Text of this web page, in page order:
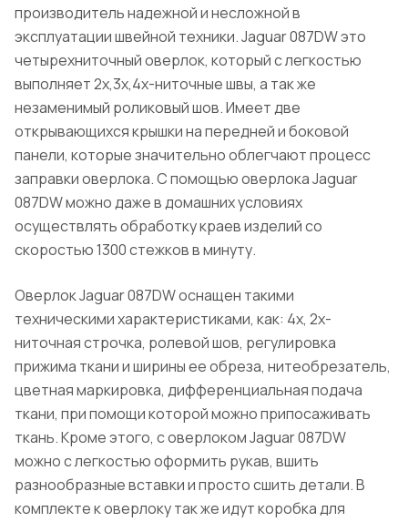
производитель надежной и несложной в
эксплуатации швейной техники. Jaguar 087DW это
четырехниточный оверлок, который с легкостью
выполняет 2х,3х,4х-ниточные швы, а так же
незаменимый роликовый шов. Имеет две
открывающихся крышки на передней и боковой
панели, которые значительно облегчают процесс
заправки оверлока. С помощью оверлока Jaguar
087DW можно даже в домашних условиях
осуществлять обработку краев изделий со
скоростью 1300 стежков в минуту.
Оверлок Jaguar 087DW оснащен такими
техническими характеристиками, как: 4х, 2х-
ниточная строчка, ролевой шов, регулировка
прижима ткани и ширины ее обреза, нитеобрезатель,
цветная маркировка, дифференциальная подача
ткани, при помощи которой можно припосаживать
ткань. Кроме этого, с оверлоком Jaguar 087DW
можно с легкостью оформить рукав, вшить
разнообразные вставки и просто сшить детали. В
комплекте к оверлоку так же идут коробка для